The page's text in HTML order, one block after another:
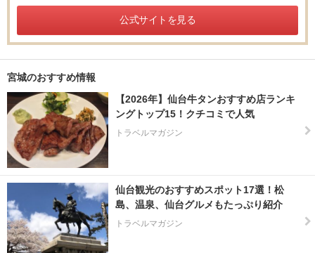
公式サイトを見る
宮城のおすすめ情報
【2026年】仙台牛タンおすすめ店ランキ
ングトップ15！クチコミで人気
トラベルマガジン
仙台観光のおすすめスポット17選！松
島、温泉、仙台グルメもたっぷり紹介
トラベルマガジン